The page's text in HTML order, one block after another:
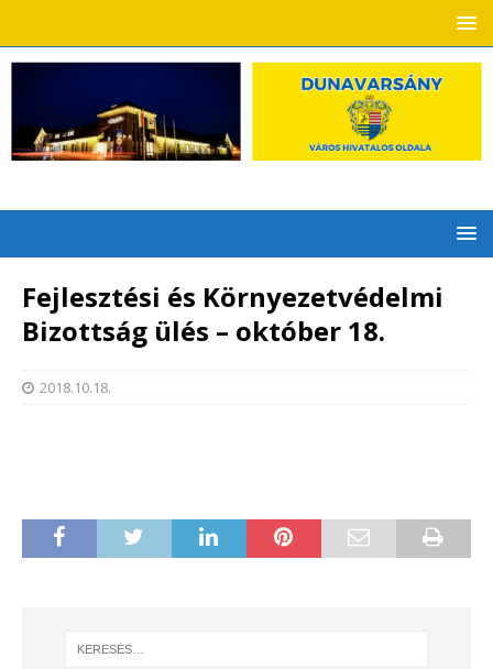
Fejlesztési és Környezetvédelmi
Bizottság ülés – október 18.
2018.10.18.